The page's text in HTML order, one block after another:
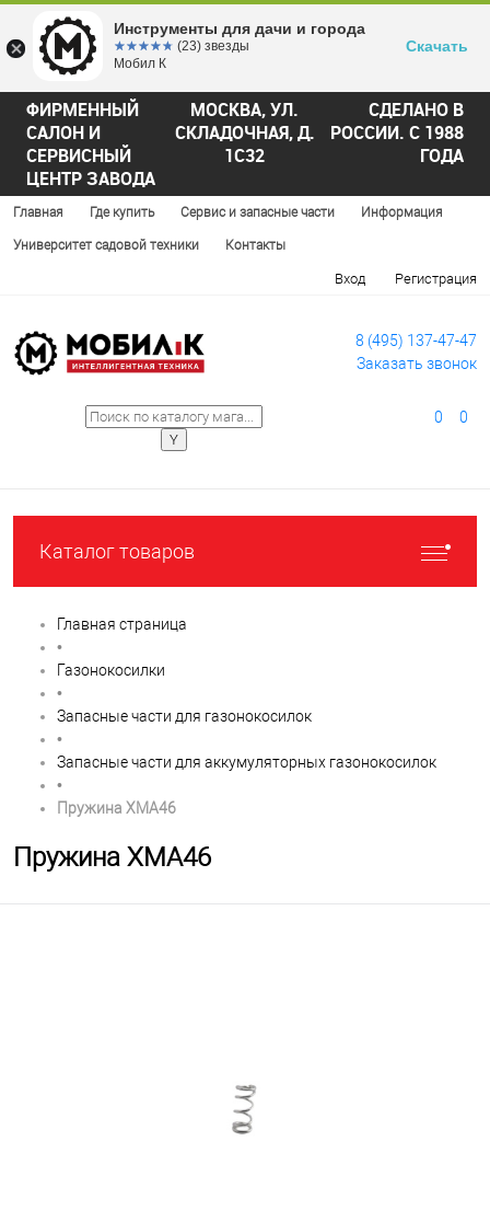
ФИРМЕННЫЙ
САЛОН И
СЕРВИСНЫЙ
ЦЕНТР ЗАВОДА
МОСКВА, УЛ.
СКЛАДОЧНАЯ, Д.
1С32
СДЕЛАНО В
РОССИИ. С 1988
ГОДА
Главная Где купить Сервис и запасные части Информация
Университет садовой техники Контакты
Вход Регистрация
8 (495) 137-47-47
Заказать звонок
0 0
Каталог товаров
Главная страница
•
Газонокосилки
•
Запасные части для газонокосилок
•
Запасные части для аккумуляторных газонокосилок
•
Пружина XMA46
Пружина XMA46
Инструменты для дачи и города
☆☆☆☆☆
★★★★★ (23) звезды
Мобил К
Скачать